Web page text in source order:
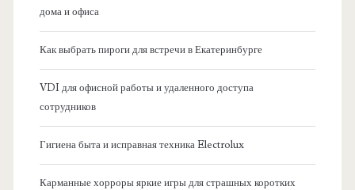
дома и офиса
Как выбрать пироги для встречи в Екатеринбурге
VDI для офисной работы и удаленного доступа
сотрудников
Гигиена быта и исправная техника Electrolux
Карманные хорроры яркие игры для страшных коротких